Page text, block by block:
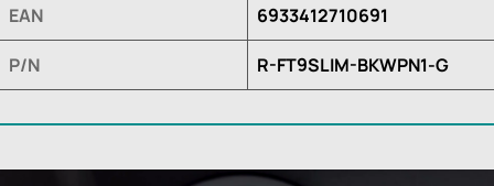
EAN 6933412710691
P/N R-FT9SLIM-BKWPN1-G